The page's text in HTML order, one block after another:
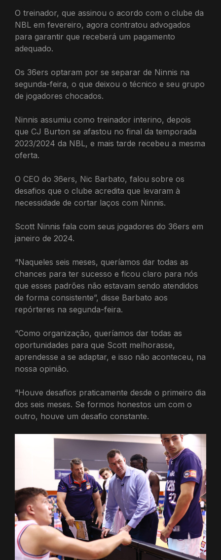
O treinador, que assinou o acordo com o clube da
NBL em fevereiro, agora contratou advogados
para garantir que receberá um pagamento
adequado.
Os 36ers optaram por se separar de Ninnis na
segunda-feira, o que deixou o técnico e seu grupo
de jogadores chocados.
Ninnis assumiu como treinador interino, depois
que CJ Burton se afastou no final da temporada
2023/2024 da NBL, e mais tarde recebeu a mesma
oferta.
O CEO do 36ers, Nic Barbato, falou sobre os
desafios que o clube acredita que levaram à
necessidade de cortar laços com Ninnis.
Scott Ninnis fala com seus jogadores do 36ers em
janeiro de 2024.
“Naqueles seis meses, queríamos dar todas as
chances para ter sucesso e ficou claro para nós
que esses padrões não estavam sendo atendidos
de forma consistente”, disse Barbato aos
repórteres na segunda-feira.
“Como organização, queríamos dar todas as
oportunidades para que Scott melhorasse,
aprendesse a se adaptar, e isso não aconteceu, na
nossa opinião.
“Houve desafios praticamente desde o primeiro dia
dos seis meses. Se formos honestos um com o
outro, houve um desafio constante.